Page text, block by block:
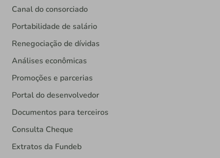
Canal do consorciado
Portabilidade de salário
Renegociação de dívidas
Análises econômicas
Promoções e parcerias
Portal do desenvolvedor
Documentos para terceiros
Consulta Cheque
Extratos da Fundeb